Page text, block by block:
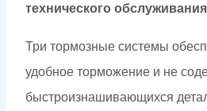
технического обслуживания
Три тормозные системы
удобное торможение и не
быстроизнашивающихся